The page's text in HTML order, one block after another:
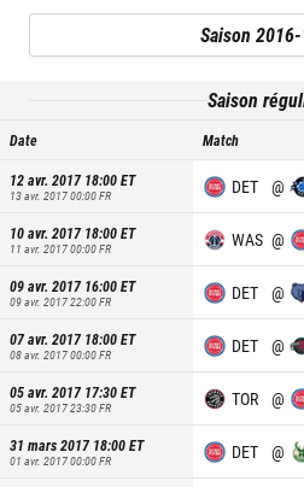
Saison
Saison
Date Match
12 avr. 2017 18:00ET
13 avr. 2017 00:00FR DET @
10 avr. 2017 18:00ET
11 avr. 2017 00:00FR WAS @
09 avr. 2017 16:00ET
09 avr. 2017 22:00FR DET @
07 avr. 2017 18:00ET
08 avr. 2017 00:00FR DET @
05 avr. 2017 17:30ET
05 avr. 2017 23:30FR TOR @
31 mars 2017 18:00ET
01 avr. 2017 00:00FR DET @